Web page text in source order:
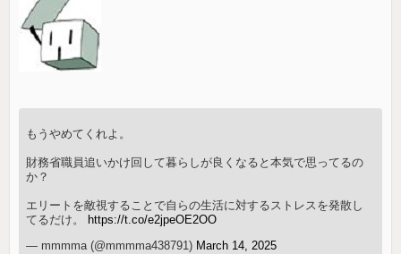
もうやめてくれよ。
財務省職員追いかけ回して暮らしが良くなると本気で思ってるの
か？
エリートを敵視することで自らの生活に対するストレスを発散し
てるだけ。 https://t.co/e2jpeOE2OO
— mmmma (@mmmma438791) March 14, 2025